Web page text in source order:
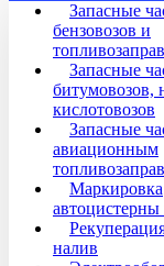
Запасные
бензовозов и
Запасные
битумовозов,
кислотовозов
Запасные
авиационным
Маркировка
автоцистерны
налив